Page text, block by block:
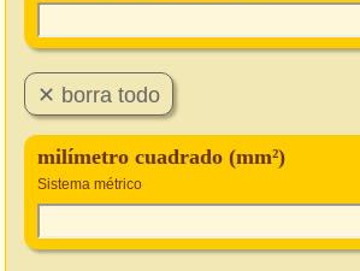
milímetro cuadrado (mm²)
Sistema métrico